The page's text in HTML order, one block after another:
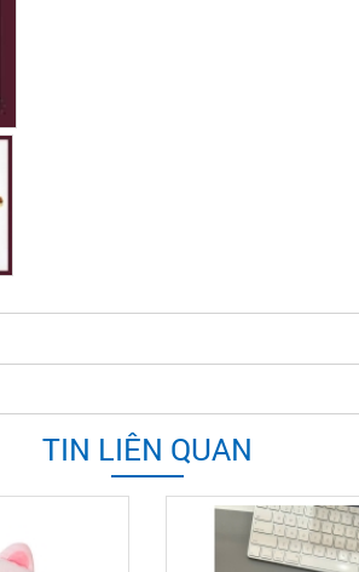
TIN LIÊN QUAN